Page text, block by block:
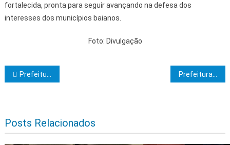
fortalecida, pronta para seguir avançando na defesa dos
interesses dos municípios baianos.
Foto: Divulgação
Navegação de Post
Prefeitura de Itabuna lança oficialmente o Carnaval Antecipado e o Calendário de Eventos de 2026 no dia 6 de janeiro
Posts Relacionados